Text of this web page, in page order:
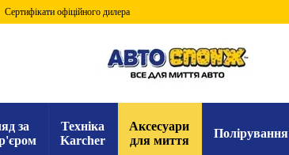
Сертифікати офіційного дилера
за
Техніка
Karcher
Аксесуари
для миття
Полірування